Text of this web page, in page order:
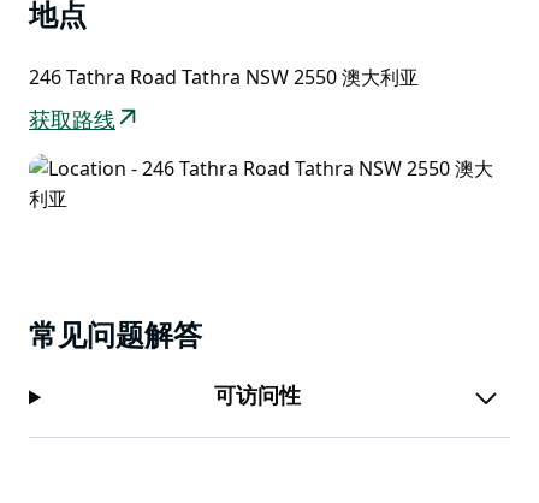
地点
246 Tathra Road Tathra NSW 2550 澳大利亚
获取路线
常见问题解答
可访问性